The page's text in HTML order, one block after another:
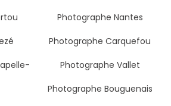
Photographe Nantes
Photographe Carquefou
Photographe Vallet
Photographe Bouguenais